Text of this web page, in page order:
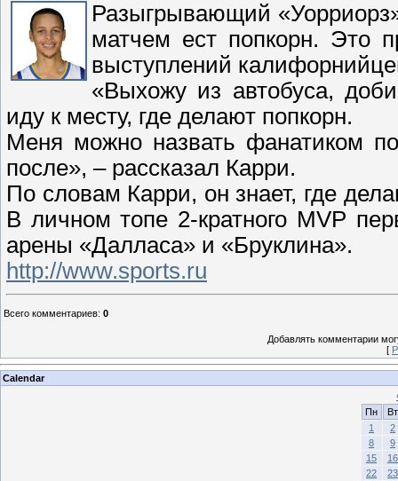
Разыгрывающий
матчем ест попкорн. Это
выступлений
«Выхожу из автобуса,
иду к месту, где делают попкорн.
Меня можно назвать фанатиком
после», – рассказал Карри.
По словам Карри, он знает, где
В личном топе 2-кратного MVP
арены «Далласа» и «Бруклина».
http://www.sports.ru
Всего комментариев: 0
Добавлять комментарии
[
Calendar
Пн
Вт
1
2
8
9
15
16
22
23